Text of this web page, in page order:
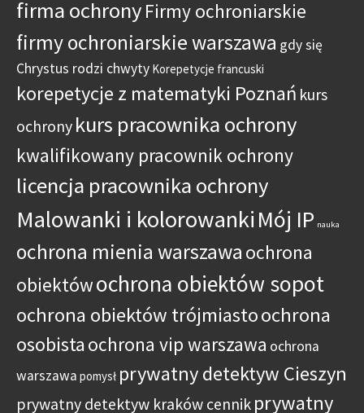
firma ochrony Firmy ochroniarskie
firmy ochroniarskie warszawa gdy się
Chrystus rodzi chwyty Korepetycje francuski
korepetycje z matematyki Poznań kurs
ochrony kurs pracownika ochrony
kwalifikowany pracownik ochrony
licencja pracownika ochrony
Malowanki i kolorowanki Mój IP nauka
ochrona mienia warszawa ochrona
obiektówochrona obiektów sopot
ochrona obiektów trójmiastoochrona
osobista ochrona vip warszawa ochrona
warszawa pomysł prywatny detektyw Cieszyn
prywatny detektyw kraków cennik prywatny